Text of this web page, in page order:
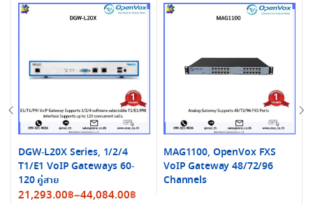
DGW-L20X Series, 1/2/4
T1/E1 VoIP Gateways 60-
120 คู่สาย
21,293.00฿–44,084.00฿
Price
MAG1100, OpenVox FXS
VoIP Gateway 48/72/96
Channels